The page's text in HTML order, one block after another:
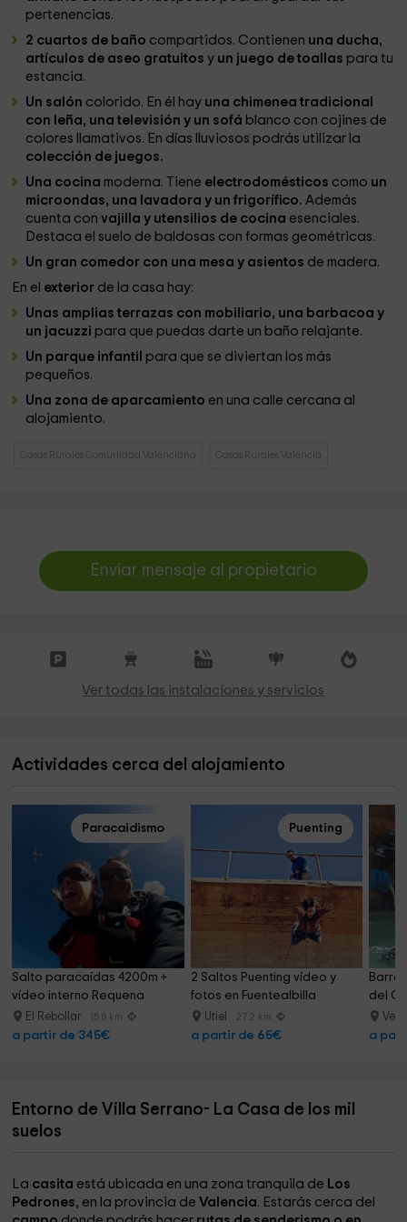
pertenencias.
2 cuartos de baño compartidos. Contienen una ducha,
artículos de aseo gratuitos y un juego de toallas para tu
estancia.
Un salón colorido. En él hay una chimenea tradicional
con leña, una televisión y un sofá blanco con cojines de
colores llamativos. En días lluviosos podrás utilizar la
colección de juegos.
Una cocina moderna. Tiene electrodomésticos como un
microondas, una lavadora y un frigorífico. Además
cuenta convajilla y utensilios de cocina esenciales.
Destaca el suelo de baldosas con formas geométricas.
Un gran comedor con una mesa y asientos de madera.
En el exterior de la casa hay:
Unas amplias terrazas con mobiliario, una barbacoa y
un jacuzzi para que puedas darte un baño relajante.
Un parque infantil para que se diviertan los más
pequeños.
Una zona de aparcamiento en una calle cercana al
alojamiento.
Casas Rurales Comunidad Valenciana Casas Rurales Valencia
Enviar mensaje al propietario
Ver todas las instalaciones y servicios
Actividades cerca del alojamiento
Paracaidismo
Salto paracaídas 4200m +
vídeo interno Requena
El Rebollar 15.8 km
a partir de 345€
Puenting
2 Saltos Puenting vídeo y
fotos en Fuentealbilla
Utiel 27.2 km
a partir de 65€
del
a
Entorno de Villa Serrano- La Casa de los mil
suelos
La casita está ubicada en una zona tranquila de Los
Pedrones, en la provincia deValencia. Estarás cerca del